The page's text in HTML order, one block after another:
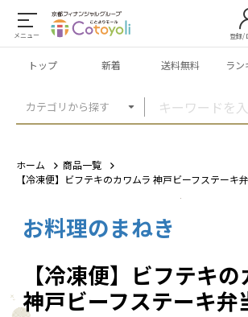
メニュー
カテゴリから探す
登録/
トップ 新着 送料無料 ラ
ホーム
商品一覧
【冷凍便】ビフテキのカワムラ 神戸ビーフステーキ
お料理のまねき
【冷凍便】ビフテキ
神戸ビーフステーキ弁